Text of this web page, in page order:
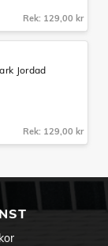
Rek: 129,00 kr
Jordad
Rek: 129,00 kr